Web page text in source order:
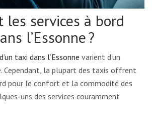
les services à bord
l’Essonne ?
taxi dans l’Essonne varient d’un
Cependant, la plupart des taxis offrent
pour le confort et la commodité des
uns des services couramment